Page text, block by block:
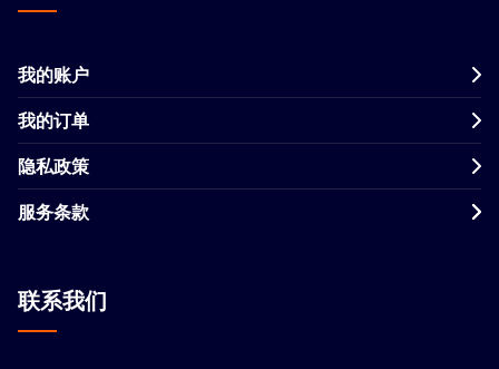
我的账户
我的订单
隐私政策
服务条款
联系我们